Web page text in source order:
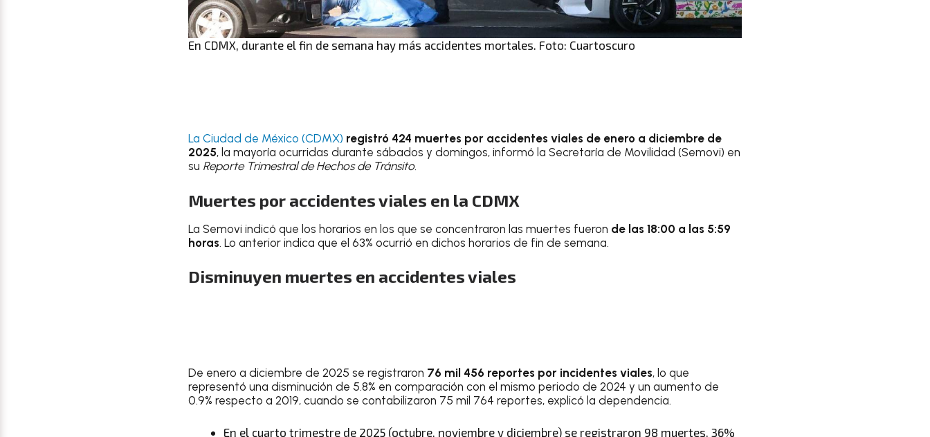
En CDMX, durante el fin de semana hay más accidentes mortales. Foto: Cuartoscuro
La Ciudad de México (CDMX) registró 424 muertes por accidentes viales de enero a diciembre de
2025, la mayoría ocurridas durante sábados y domingos, informó la Secretaría de Movilidad (Semovi) en
su Reporte Trimestral de Hechos de Tránsito.
Muertes por accidentes viales en la CDMX
La Semovi indicó que los horarios en los que se concentraron las muertes fueron de las 18:00 a las 5:59
horas. Lo anterior indica que el 63% ocurrió en dichos horarios de fin de semana.
Disminuyen muertes en accidentes viales
De enero a diciembre de 2025 se registraron 76 mil 456 reportes por incidentes viales, lo que
representó una disminución de 5.8% en comparación con el mismo periodo de 2024 y un aumento de
0.9% respecto a 2019, cuando se contabilizaron 75 mil 764 reportes, explicó la dependencia.
En el cuarto trimestre de 2025 (octubre, noviembre y diciembre) se registraron 98 muertes, 36%